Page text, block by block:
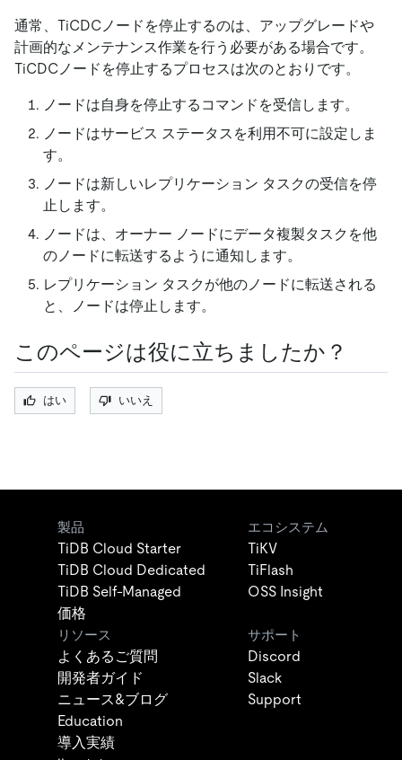
通常、TiCDCノードを停止するのは、アップグレードや
計画的なメンテナンス作業を行う必要がある場合です。
TiCDCノードを停止するプロセスは次のとおりです。
ノードは自身を停止するコマンドを受信します。
ノードはサービス ステータスを利用不可に設定しま
す。
ノードは新しいレプリケーション タスクの受信を停
止します。
ノードは、オーナー ノードにデータ複製タスクを他
のノードに転送するように通知します。
レプリケーション タスクが他のノードに転送される
と、ノードは停止します。
このページは役に立ちましたか？
はい いいえ
製品
TiDB Cloud Starter
TiDB Cloud Dedicated
TiDB Self-Managed
価格
エコシステム
TiKV
TiFlash
OSS Insight
リソース
よくあるご質問
開発者ガイド
ニュース&ブログ
Education
導入実績
サポート
Discord
Slack
Support